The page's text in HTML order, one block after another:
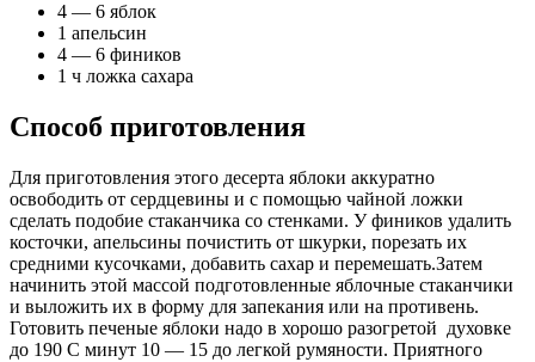
4 — 6 яблок
1 апельсин
4 — 6 фиников
1 ч ложка сахара
Способ приготовления
Для приготовления этого десерта яблоки аккуратно
освободить от сердцевины и с помощью чайной ложки
сделать подобие стаканчика со стенками. У фиников удалить
косточки, апельсины почистить от шкурки, порезать их
средними кусочками, добавить сахар и перемешать.Затем
начинить этой массой подготовленные яблочные стаканчики
и выложить их в форму для запекания или на противень.
Готовить печеные яблоки надо в хорошо разогретой духовке
до 190 С минут 10 — 15 до легкой румяности. Приятного